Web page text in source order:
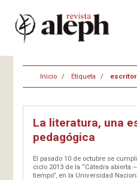
Inicio Etiqueta
La literatura, una
pedagógica
El pasado 10 de octubre se
ciclo 2013 de la “Cátedra abierta
tiempo”, en la Universidad